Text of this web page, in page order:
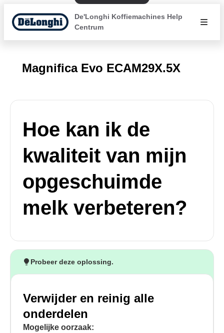
De'Longhi Koffiemachines Help
Centrum
Magnifica Evo ECAM29X.5X
Hoe kan ik de
kwaliteit van mijn
opgeschuimde
melk verbeteren?
Probeer deze oplossing.
Verwijder en reinig alle
onderdelen
Mogelijke oorzaak: